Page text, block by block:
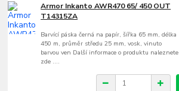
Armor Inkanto AWR470 65/ 450 OUT
T14315ZA
Barvící páska černá na papír, šířka 65 mm, délka
450 m, průměr středu 25 mm, vosk, vinuto
barvou ven Další informace o produktu naleznete
zde ....